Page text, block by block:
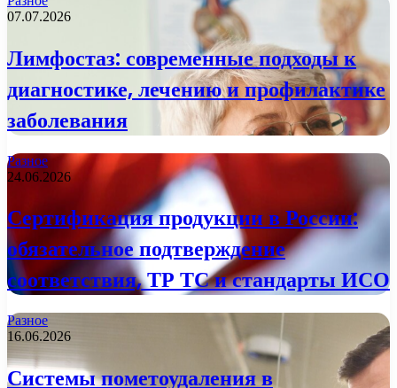
07.07.2026
Лимфостаз: современные подходы к
диагностике, лечению и профилактике
заболевания
Разное
24.06.2026
Сертификация продукции в России:
обязательное подтверждение
соответствия, ТР ТС и стандарты ИСО
Разное
16.06.2026
Системы пометоудаления в